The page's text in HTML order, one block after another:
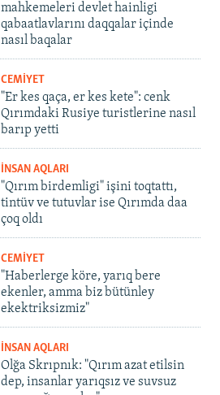
mahkemeleri devlet hainligi
qabaatlavlarını daqqalar içinde
nasıl baqalar
CEMİYET
"Er kes qaça, er kes kete": cenk
Qırımdaki Rusiye turistlerine nasıl
barıp yetti
İNSAN AQLARI
"Qırım birdemligi" işini toqtattı,
tintüv ve tutuvlar ise Qırımda daa
çoq oldı
CEMİYET
"Haberlerge köre, yarıq bere
ekenler, amma biz bütünley
ekektriksizmiz"
İNSAN AQLARI
Olğa Skrıpnık: "Qırım azat etilsin
dep, insanlar yarıqsız ve suvsuz